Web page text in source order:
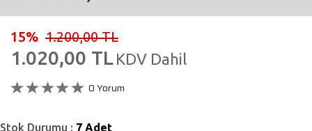
15% 1.200,00 TL
1.020,00 TL KDV Dahil
0 Yorum
Stok Durumu : 7 Adet